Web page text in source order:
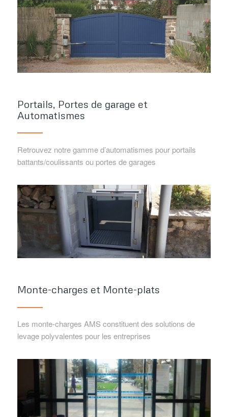
Portails, Portes de garage et
Automatismes
Retrouvez notre gamme d’automatismes pour portails
battants/coulissants ou portes de garages
Monte-charges et Monte-plats
Les monte-charges AMS constituent des solutions de
levage polyvalentes pour les entreprises